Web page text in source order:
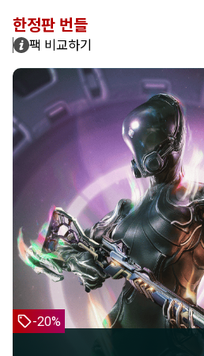
한정판 번들
팩 비교하기
-20%
펄민
펄민 배틀키트
펄민
스플릿 체임버
오퓰라 이페메라